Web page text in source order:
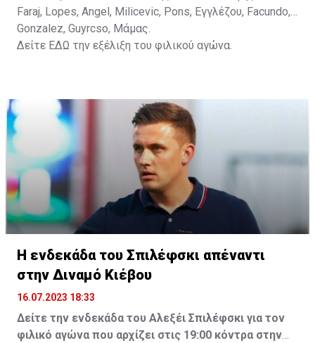
Faraj, Lopes, Angel, Milicevic, Pons, Εγγλέζου, Facundo,
Gonzalez, Guyrcso, Μάμας.
Δείτε ΕΔΩ την εξέλιξη του φιλικού αγώνα.
Η ενδεκάδα του Σπιλέφσκι απέναντι
στην Διναμό Κιέβου
16.07.2023 18:33
Δείτε την ενδεκάδα του Αλεξέι Σπιλέφσκι για τον
φιλικό αγώνα που αρχίζει στις 19:00 κόντρα στην